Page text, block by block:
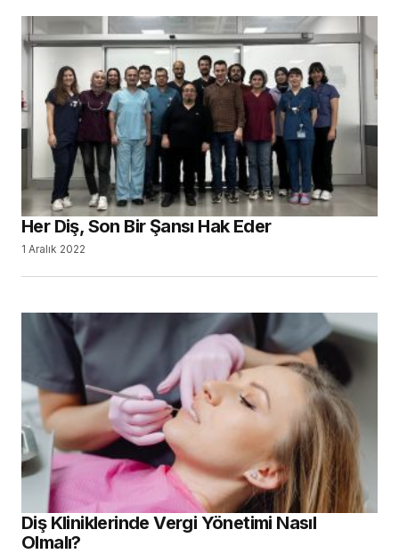
Her Diş, Son Bir Şansı Hak Eder
1 Aralık 2022
Diş Kliniklerinde Vergi Yönetimi Nasıl
Olmalı?